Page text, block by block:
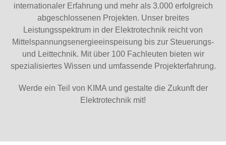
internationaler Erfahrung und mehr als 3.000 erfolgreich
abgeschlossenen Projekten. Unser breites
Leistungsspektrum in der Elektrotechnik reicht von
Mittelspannungsenergieeinspeisung bis zur Steuerungs-
und Leittechnik. Mit über 100 Fachleuten bieten wir
spezialisiertes Wissen und umfassende Projekterfahrung.
Werde ein Teil von KIMA und gestalte die Zukunft der
Elektrotechnik mit!